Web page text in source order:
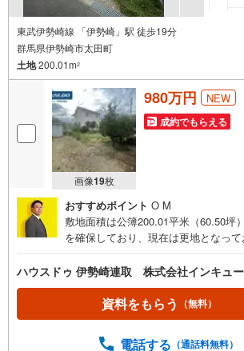
東武伊勢崎線 「伊勢崎」駅 徒歩19分
群馬県伊勢崎市太田町
土地200.01m2
画像19枚
980万円 NEW
成約でもらえる
おすすめポイント O M
敷地面積は公簿200.01平米（60.50坪
を確保しており、現在は更地となっ
やすい物件です。本物件の大きな特徴
であることです。特定の建築業者に指
ため、ご家族のライフスタイルやご
みのハウスメーカーや工務店で自由
ハウスドゥ 伊勢崎連取 株式会社インキュ
資料をもらう （無料）
電話する （通話料無料）